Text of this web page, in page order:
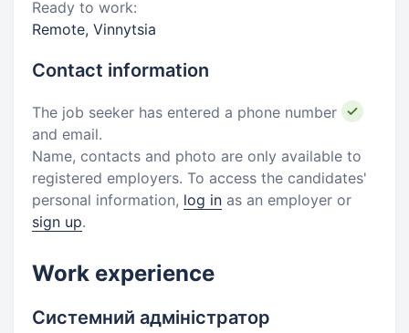
Ready to work:
Remote, Vinnytsia
Contact information
The job seeker has entered a phone number
and email.
Name, contacts and photo are only available to
registered employers. To access the candidates'
personal information, log in as an employer or
sign up.
Work experience
Системний адміністратор